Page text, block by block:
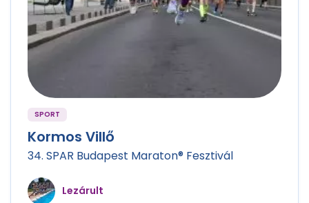
SPORT
Kormos Villő
34. SPAR Budapest Maraton® Fesztivál
Lezárult